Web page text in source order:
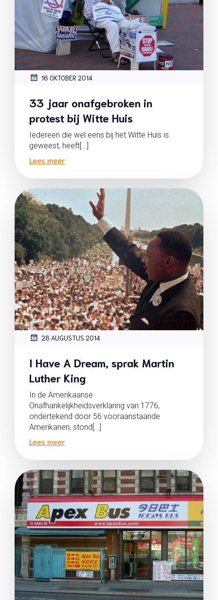
16 OKTOBER 2014
33 jaar onafgebroken in
protest bij Witte Huis
Iedereen die wel eens bij het Witte Huis is
geweest, heeft[…]
Lees meer
28 AUGUSTUS 2014
I Have A Dream, sprak Martin
Luther King
In de Amerikaanse
Onafhankelijkheidsverklaring van 1776,
ondertekend door 56 vooraanstaande
Amerikanen, stond[…]
Lees meer